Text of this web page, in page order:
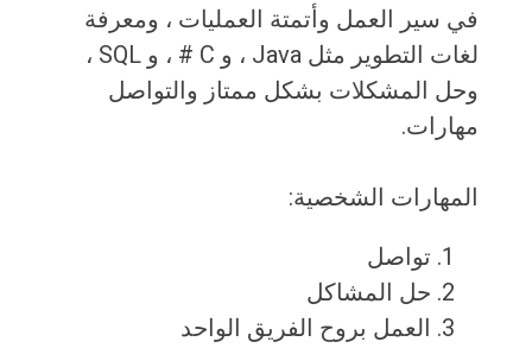
في سير العمل وأتمتة العمليات ، ومعرفة
لغات التطوير مثل Java ، و C # ، و SQL ،
وحل المشكلات بشكل ممتاز والتواصل
مهارات.
المهارات الشخصية:
تواصل
حل المشاكل
العمل بروح الفريق الواحد